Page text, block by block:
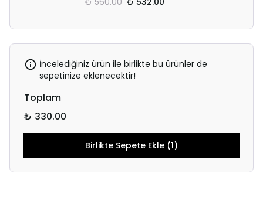
İncelediğiniz ürün ile birlikte bu ürünler de
sepetinize eklenecektir!
Toplam
₺ 330.00
Birlikte Sepete Ekle (1)